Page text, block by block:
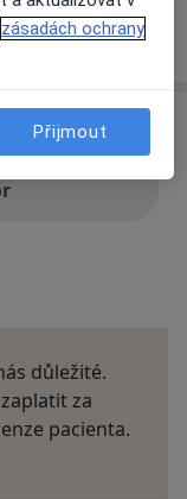
důležité.
za
pacienta.
zásadách ochrany
Přijmout